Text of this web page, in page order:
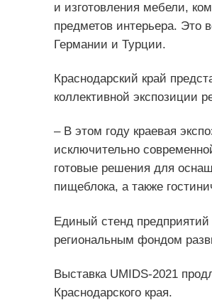
и изготовления мебели,
предметов интерьера. Это
Германии и Турции.
Краснодарский край
коллективной экспозиции
– В этом году краевая
исключительно
готовые решения для
пищеблока, а также
Единый стенд
региональным фондом
Выставка UMIDS-2021
Краснодарского края.